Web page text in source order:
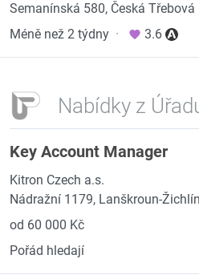
Semanínská 580, Česká Třebová
Méně než 2 týdny · 3.6
Nabídky z
Key Account Manager
Kitron Czech a.s.
Nádražní 1179, Lanškroun-
od 60 000 Kč
Pořád hledají